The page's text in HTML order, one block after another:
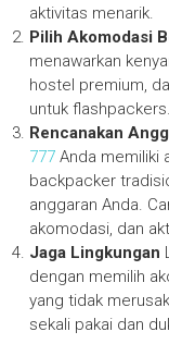
aktivitas menarik.
Pilih Akomodasi
menawarkan
hostel premium,
untuk flashpackers.
Rencanakan
777Anda memiliki
backpacker
anggaran Anda.
akomodasi, dan
Jaga Lingkungan
dengan memilih
yang tidak
sekali pakai dan